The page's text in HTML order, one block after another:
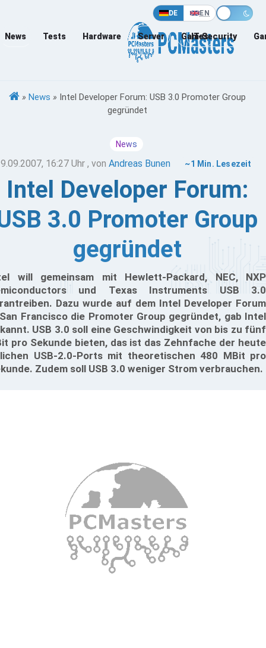
DE EN
News Tests Hardware Server Games
IT-Security
» News » Intel Developer Forum: USB 3.0 Promoter Group
gegründet
News
16:27 Uhr , vonAndreas Bunen ~1 Min. Lesezeit
Intel Developer Forum:
3.0 Promoter Group
gegründet
will gemeinsam mit Hewlett-Packard, NEC, NXP
und Texas Instruments USB 3.0
Dazu wurde auf dem Intel Developer Forum
Francisco die Promoter Group gegründet, gab Intel
USB 3.0 soll eine Geschwindigkeit von bis zu fünf
pro Sekunde bieten, das ist das Zehnfache der heute
USB-2.0-Ports mit theoretischen 480 MBit pro
Zudem soll USB 3.0 weniger Strom verbrauchen.